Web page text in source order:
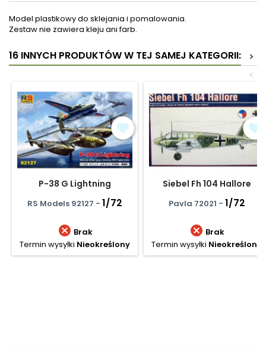
Model plastikowy do sklejania i pomalowania.
Zestaw nie zawiera kleju ani farb.
16 INNYCH PRODUKTÓW W TEJ SAMEJ KATEGORII:
>
<
P-38 G Lightning
RS Models 92127 - 1/72
 Brak
Termin wysyłki Nieokreślony
Siebel Fh 104 Hallore
Pavla 72021 - 1/72
 Brak
Termin wysyłki Nieokreślony